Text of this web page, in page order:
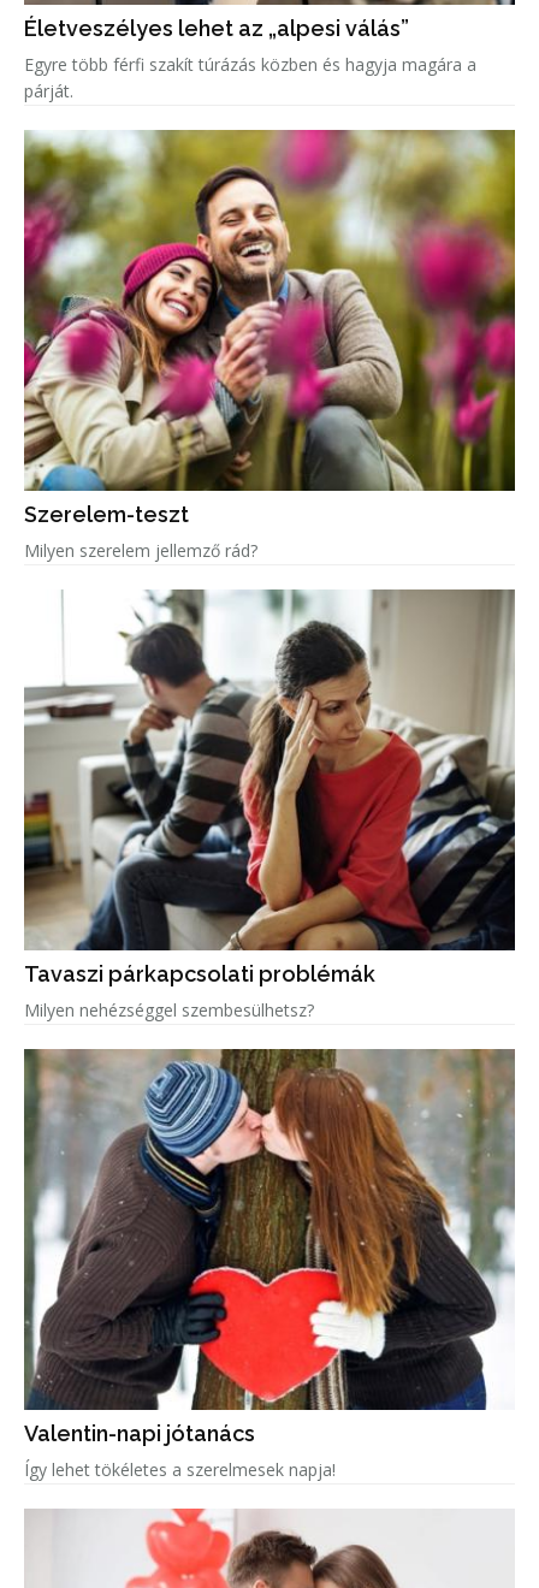
Életveszélyes lehet az „alpesi válás”
Egyre több férfi szakít túrázás közben és hagyja magára a
párját.
Szerelem-teszt
Milyen szerelem jellemző rád?
Tavaszi párkapcsolati problémák
Milyen nehézséggel szembesülhetsz?
Valentin-napi jótanács
Így lehet tökéletes a szerelmesek napja!